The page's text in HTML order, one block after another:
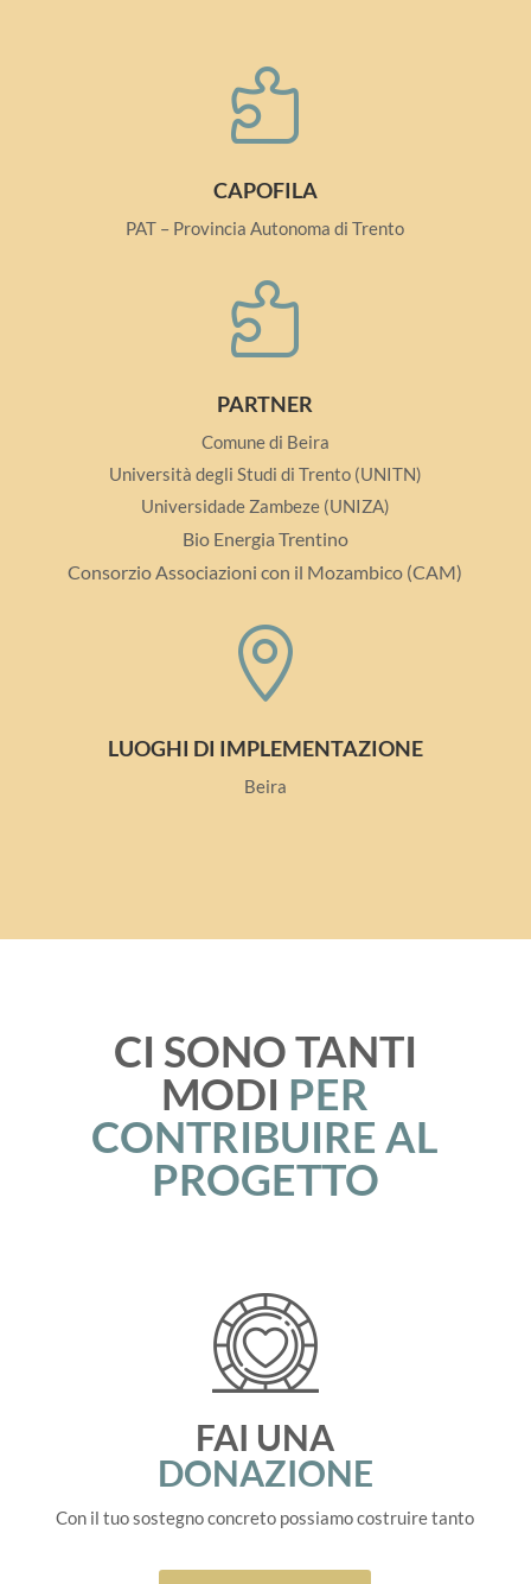

CAPOFILA
PAT – Provincia Autonoma di Trento

PARTNER
Comune di Beira
Università degli Studi di Trento (UNITN)
Universidade Zambeze (UNIZA)
Bio Energia Trentino
Consorzio Associazioni con il Mozambico (CAM)

LUOGHI DI IMPLEMENTAZIONE
Beira
CI SONO TANTI
MODI PER
CONTRIBUIRE AL
PROGETTO
FAI UNA
DONAZIONE
Con il tuo sostegno concreto possiamo costruire tanto